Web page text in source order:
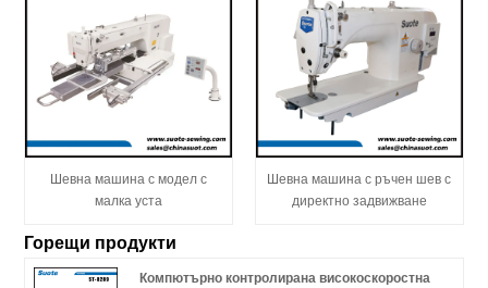
Шевна машина с модел с
малка уста
Шевна машина с ръчен шев с
директно задвижване
Горещи продукти
Компютърно контролирана високоскоростна